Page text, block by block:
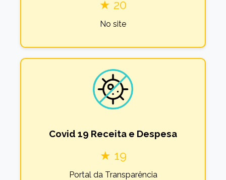
★ 20
No site
Covid 19 Receita e Despesa
★ 19
Portal da Transparência